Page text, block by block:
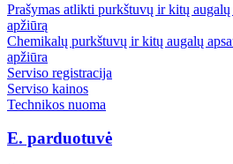
Prašymas atlikti purkštuvų ir kitų
apžiūrą
Chemikalų purkštuvų ir kitų augalų
apžiūra
Serviso registracija
Serviso kainos
Technikos nuoma
E. parduotuvė